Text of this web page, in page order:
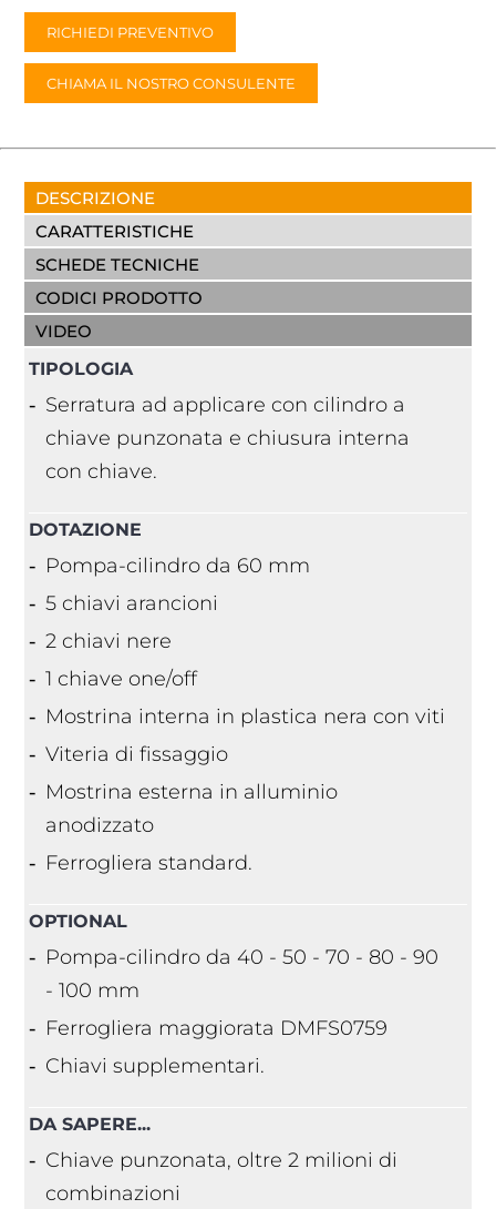
RICHIEDI PREVENTIVO
CHIAMA IL NOSTRO CONSULENTE
DESCRIZIONE
CARATTERISTICHE
SCHEDE TECNICHE
CODICI PRODOTTO
VIDEO
TIPOLOGIA
Serratura ad applicare con cilindro a
chiave punzonata e chiusura interna
con chiave.
DOTAZIONE
Pompa-cilindro da 60 mm
5 chiavi arancioni
2 chiavi nere
1 chiave one/off
Mostrina interna in plastica nera con viti
Viteria di fissaggio
Mostrina esterna in alluminio
anodizzato
Ferrogliera standard.
OPTIONAL
Pompa-cilindro da 40 - 50 - 70 - 80 - 90
- 100 mm
Ferrogliera maggiorata DMFS0759
Chiavi supplementari.
DA SAPERE...
Chiave punzonata, oltre 2 milioni di
combinazioni